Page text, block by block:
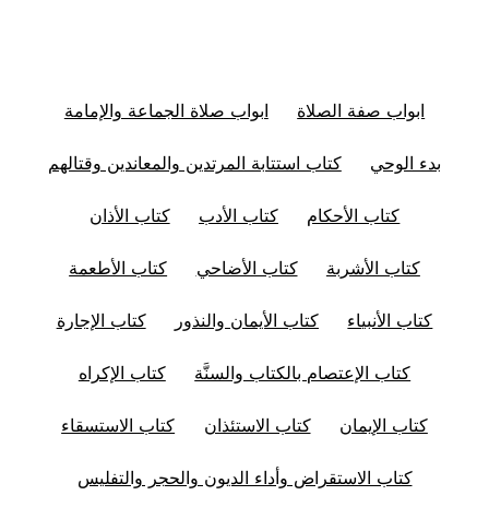
ابواب صفة الصلاة ابواب صلاة الجماعة والإمامة
بدء الوحي كتاب استتابة المرتدين والمعاندين وقتالهم
كتاب الأحكام كتاب الأدب كتاب الأذان
كتاب الأشربة كتاب الأضاحي كتاب الأطعمة
كتاب الأنبياء كتاب الأيمان والنذور كتاب الإجارة
كتاب الإعتصام بالكتاب والسنَّة كتاب الإكراه
كتاب الإيمان كتاب الاستئذان كتاب الاستسقاء
كتاب الاستقراض وأداء الديون والحجر والتفليس